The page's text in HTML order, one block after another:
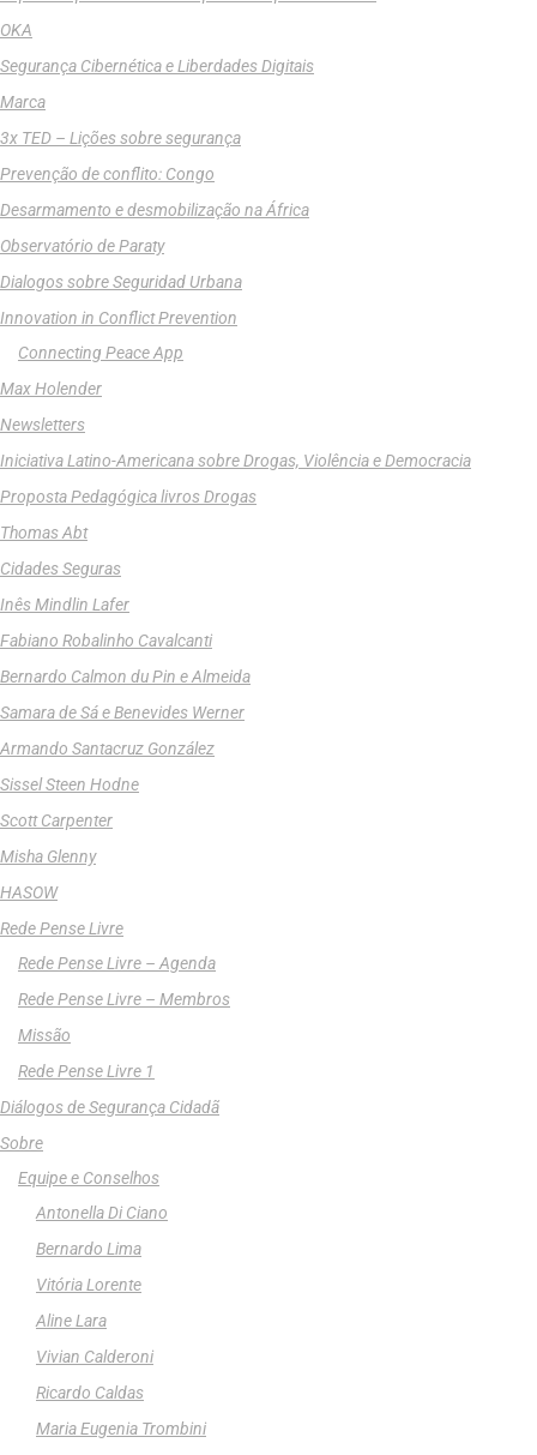
OKA
Segurança Cibernética e Liberdades Digitais
Marca
3x TED – Lições sobre segurança
Prevenção de conflito: Congo
Desarmamento e desmobilização na África
Observatório de Paraty
Dialogos sobre Seguridad Urbana
Innovation in Conflict Prevention
Connecting Peace App
Max Holender
Newsletters
Iniciativa Latino-Americana sobre Drogas, Violência e Democracia
Proposta Pedagógica livros Drogas
Thomas Abt
Cidades Seguras
Inês Mindlin Lafer
Fabiano Robalinho Cavalcanti
Bernardo Calmon du Pin e Almeida
Samara de Sá e Benevides Werner
Armando Santacruz González
Sissel Steen Hodne
Scott Carpenter
Misha Glenny
HASOW
Rede Pense Livre
Rede Pense Livre – Agenda
Rede Pense Livre – Membros
Missão
Rede Pense Livre 1
Diálogos de Segurança Cidadã
Sobre
Equipe e Conselhos
Antonella Di Ciano
Bernardo Lima
Vitória Lorente
Aline Lara
Vivian Calderoni
Ricardo Caldas
Maria Eugenia Trombini